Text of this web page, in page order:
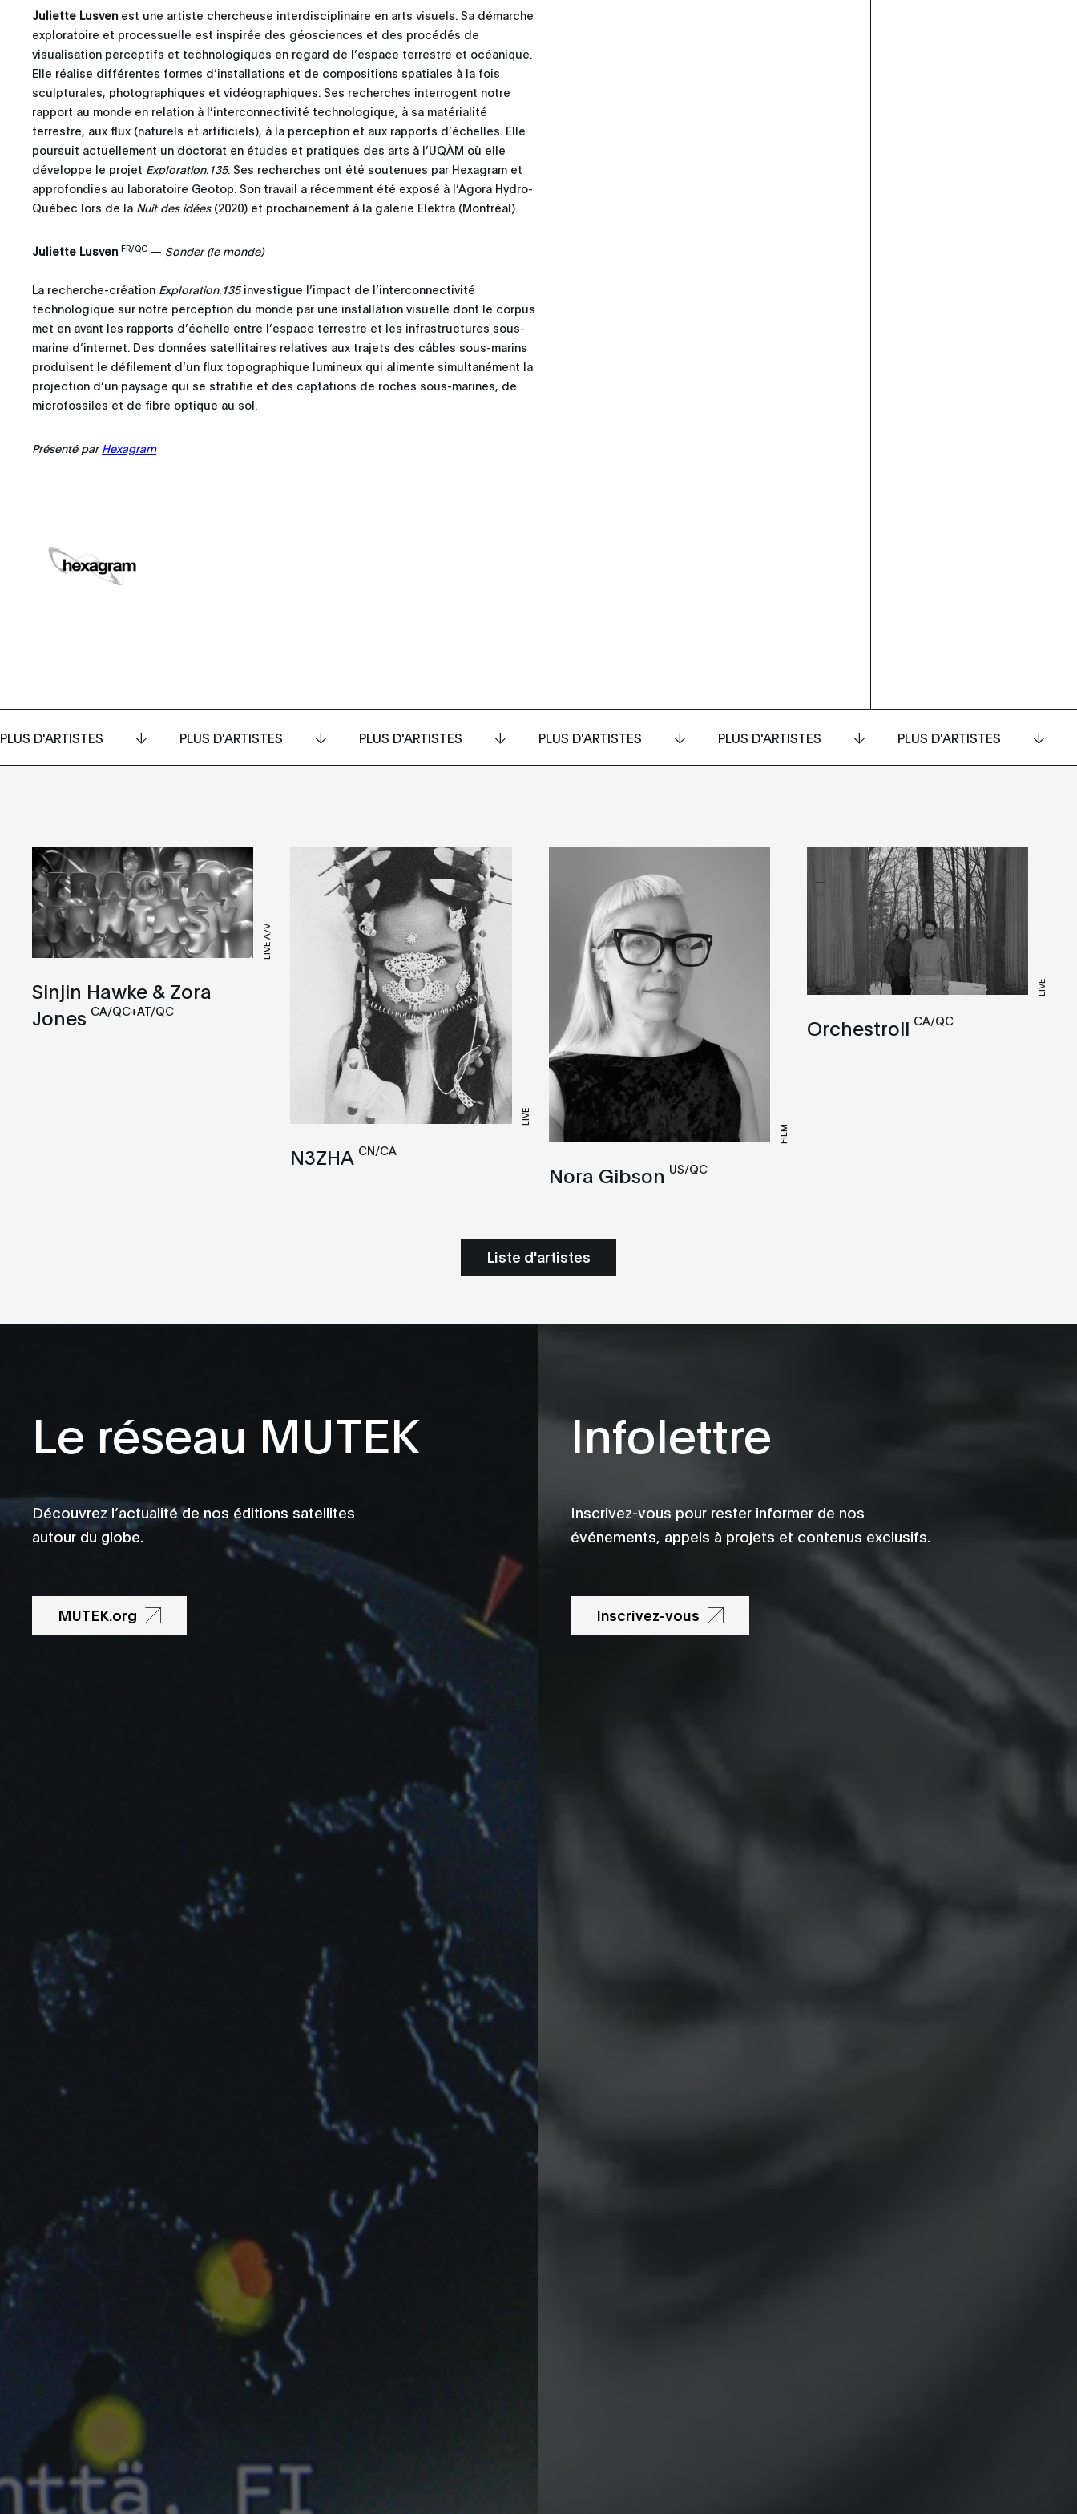
Juliette Lusven est une artiste chercheuse interdisciplinaire en arts visuels. Sa démarche
exploratoire et processuelle est inspirée des géosciences et des procédés de
visualisation perceptifs et technologiques en regard de l’espace terrestre et océanique.
Elle réalise différentes formes d’installations et de compositions spatiales à la fois
sculpturales, photographiques et vidéographiques. Ses recherches interrogent notre
rapport au monde en relation à l’interconnectivité technologique, à sa matérialité
terrestre, aux flux (naturels et artificiels), à la perception et aux rapports d’échelles. Elle
poursuit actuellement un doctorat en études et pratiques des arts à l’UQÀM où elle
développe le projet Exploration.135. Ses recherches ont été soutenues par Hexagram et
approfondies au laboratoire Geotop. Son travail a récemment été exposé à l’Agora Hydro-
Québec lors de la Nuit des idées(2020) et prochainement à la galerie Elektra (Montréal).
Juliette Lusven FR/QC — Sonder (le monde)
La recherche-création Exploration.135investigue l’impact de l’interconnectivité
technologique sur notre perception du monde par une installation visuelle dont le corpus
met en avant les rapports d’échelle entre l’espace terrestre et les infrastructures sous-
marine d’internet. Des données satellitaires relatives aux trajets des câbles sous-marins
produisent le défilement d’un flux topographique lumineux qui alimente simultanément la
projection d’un paysage qui se stratifie et des captations de roches sous-marines, de
microfossiles et de fibre optique au sol.
Présenté parHexagram
PLUS D'ARTISTES PLUS D'ARTISTES PLUS D'ARTISTES PLUS D'ARTISTES PLUS D'ARTISTES PLUS D'ARTISTES
LIVE A/V
Sinjin Hawke & Zora
Jones CA/QC+AT/QC
LIVE
N3ZHA CN/CA
FILM
Nora Gibson US/QC
LIVE
Orchestroll CA/QC
Liste d'artistes
Le réseau MUTEK
Découvrez l’actualité de nos éditions satellites
autour du globe.
MUTEK.org
Infolettre
Inscrivez-vous pour rester informer de nos
événements, appels à projets et contenus exclusifs.
Inscrivez-vous